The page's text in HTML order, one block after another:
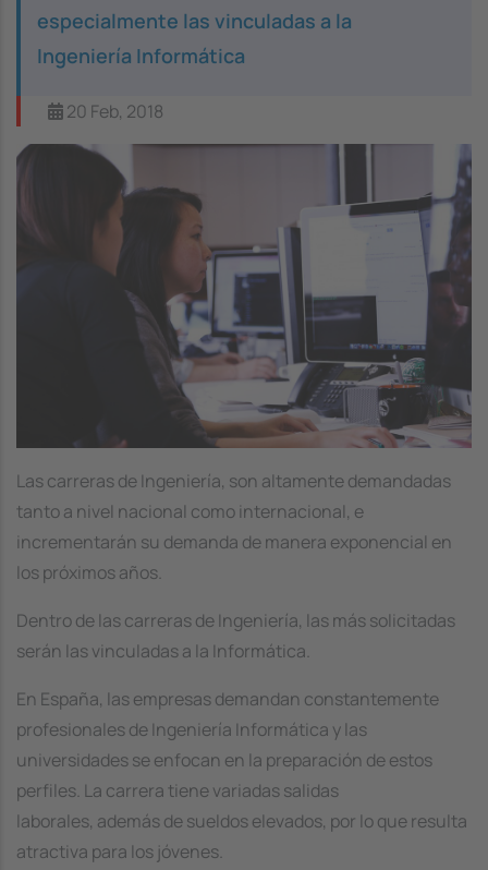
especialmente las vinculadas a la
Ingeniería Informática
20 Feb, 2018
Image
Las carreras de Ingeniería, son altamente demandadas
tanto a nivel nacional como internacional, e
incrementarán su demanda de manera exponencial en
los próximos años.
Dentro de las carreras de Ingeniería, las más solicitadas
serán las vinculadas a la Informática.
En España, las empresas demandan constantemente
profesionales de Ingeniería Informática y las
universidades se enfocan en la preparación de estos
perfiles. La carrera tiene variadas salidas
laborales, además de sueldos elevados, por lo que resulta
atractiva para los jóvenes.